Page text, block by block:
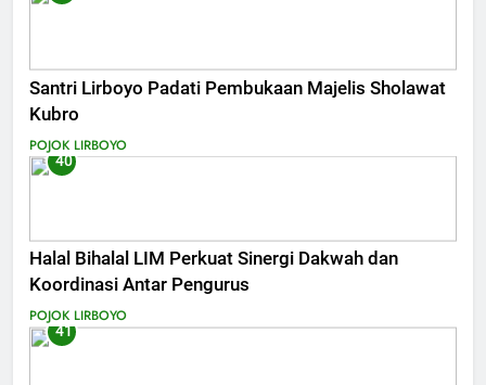
Santri Lirboyo Padati Pembukaan Majelis Sholawat
Kubro
POJOK LIRBOYO
40
Halal Bihalal LIM Perkuat Sinergi Dakwah dan
Koordinasi Antar Pengurus
POJOK LIRBOYO
41